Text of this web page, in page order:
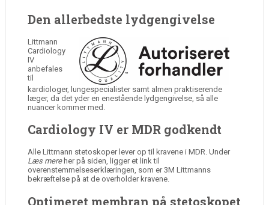
Den allerbedste lydgengivelse
Littmann
Cardiology
IV
anbefales
til
kardiologer, lungespecialister samt almen praktiserende
læger, da det yder en enestående lydgengivelse, så alle
nuancer kommer med.
Cardiology IV er MDR godkendt
Alle Littmann stetoskoper lever op til kravene i MDR. Under
Læs mereher på siden, ligger et link til
overenstemmelseserklæringen, som er 3M Littmanns
bekræftelse på at de overholder kravene.
Optimeret membran på stetoskopet